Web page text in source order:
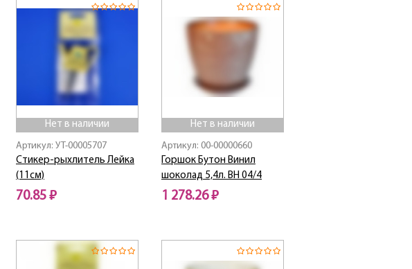
Нет в наличии
Артикул: УТ-00005707
Стикер-рыхлитель Лейка
(11см)
70.85 ₽
Нет в наличии
Артикул: 00-00000660
Горшок Бутон Винил
шоколад 5,4л. ВН 04/4
1 278.26 ₽